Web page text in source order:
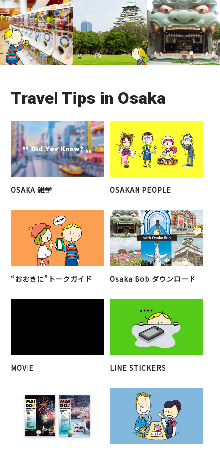
Travel Tips in Osaka
OSAKA 雑学 OSAKAN PEOPLE
“おおきに”トークガイド Osaka Bob ダウンロード
MOVIE LINE STICKERS